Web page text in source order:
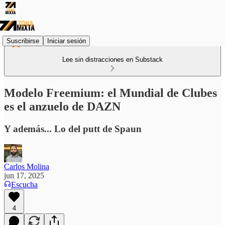
Suscribirse Iniciar sesión
Lee sin distracciones en Substack
Modelo Freemium: el Mundial de Clubes
es el anzuelo de DAZN
Y además... Lo del putt de Spaun
Carlos Molina
jun 17, 2025
Escucha
4